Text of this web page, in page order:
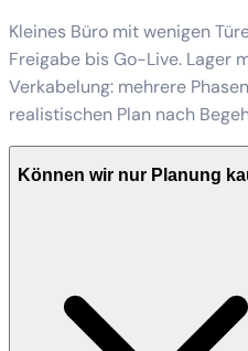
Kleines Büro mit wenigen
Freigabe bis Go-Live. Lager
Verkabelung: mehrere
realistischen Plan nach
Können wir nur Planung